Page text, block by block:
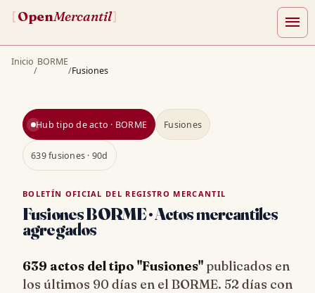
[OpenMercantil] menu
Inicio
/
BORME
/Fusiones
Hub tipo de acto · BORME Fusiones
639 fusiones · 90d
BOLETÍN OFICIAL DEL REGISTRO MERCANTIL
Fusiones BORME · Actos mercantiles
agregados
639 actos del tipo "Fusiones" publicados en
los últimos 90 días en el BORME. 52 días con